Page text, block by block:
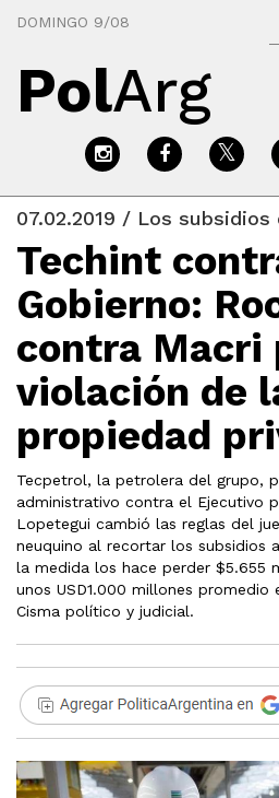
DOMINGO 9/08
PolArg
07.02.2019 / Los subsidios
Techint
Gobierno:
contra Macri
violación de
propiedad
Tecpetrol, la petrolera del grupo,
administrativo contra el Ejecutivo
Lopetegui cambió las reglas del
neuquino al recortar los subsidios
la medida los hace perder $5.655
unos USD1.000 millones
Cisma político y judicial.